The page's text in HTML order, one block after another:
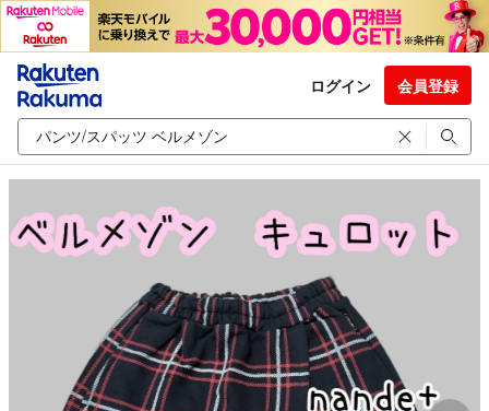
ログイン 会員登録